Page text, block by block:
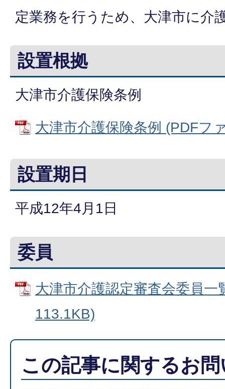
定業務を行うため、大津市に介
設置根拠
大津市介護保険条例
大津市介護保険条例 (PDFフ
設置期日
平成12年4月1日
委員
大津市介護認定審査会委員
113.1KB)
この記事に関するお